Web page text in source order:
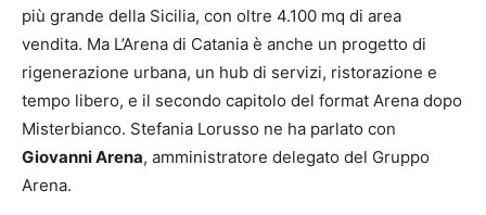
più grande della Sicilia, con oltre 4.100 mq di area
vendita. Ma L’Arena di Catania è anche un progetto di
rigenerazione urbana, un hub di servizi, ristorazione e
tempo libero, e il secondo capitolo del format Arena dopo
Misterbianco. Stefania Lorusso ne ha parlato con
Giovanni Arena, amministratore delegato del Gruppo
Arena.